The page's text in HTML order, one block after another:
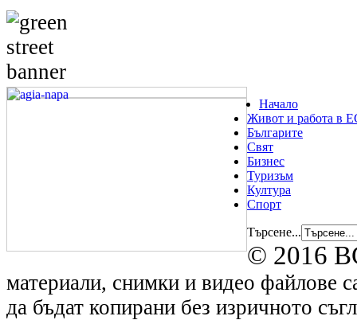
Начало
Живот и работа в
Българите
Свят
Бизнес
Туризъм
Култура
Спорт
Търсене...
© 2016
материали, снимки и видео файлове
да бъдат копирани без изричното